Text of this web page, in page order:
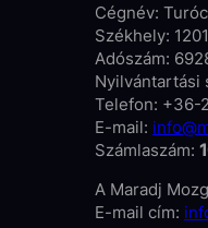
Cégnév:
Székhely:
Adószám:
Nyilvántartási
Telefon: +36-
E-mail:
Számlaszám:
A Maradj
E-mail cím: